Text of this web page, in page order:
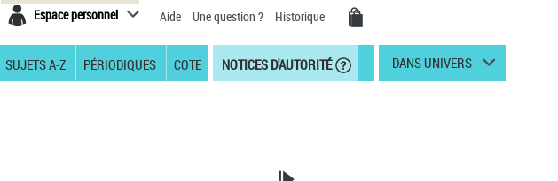
Espace personnel Aide Une question ? Historique
SUJETS A-Z PÉRIODIQUES COTE NOTICES D'AUTORITÉ DANS UNIVERS